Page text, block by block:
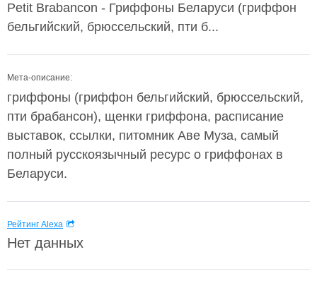
Petit Brabancon - Гриффоны Беларуси (гриффон
бельгийский, брюссельский, пти б...
Мета-описание:
гриффоны (гриффон бельгийский, брюссельский,
пти брабансон), щенки гриффона, расписание
выставок, ссылки, питомник Аве Муза, самый
полный русскоязычный ресурс о гриффонах в
Беларуси.
Рейтинг Alexa
Нет данных